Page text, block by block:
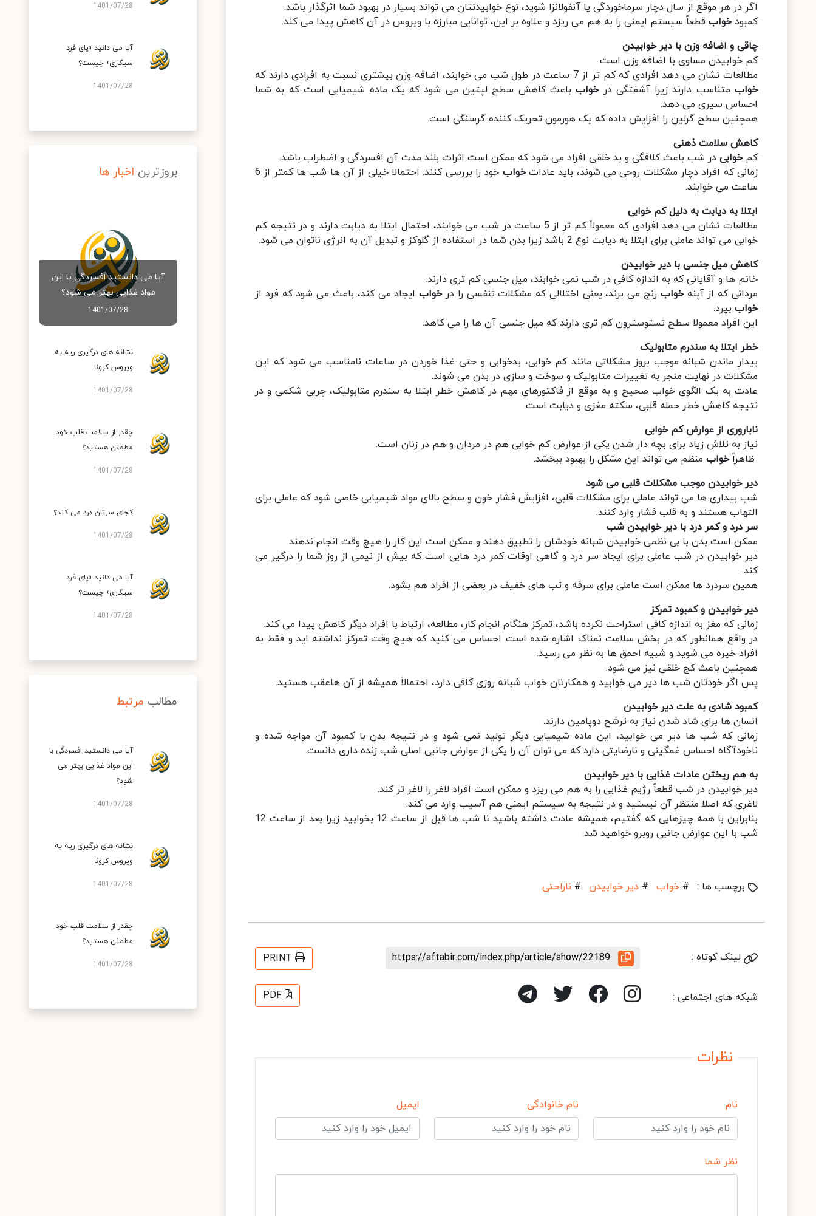
اگر در هر موقع از سال دچار سرماخوردگی یا آنفولانزا شوید، نوع خوابیدنتان می تواند بسیار در بهبود شما اثرگذار باشد.
کمبودخواب قطعاً سیستم ایمنی را به هم می ریزد و علاوه بر این، توانایی مبارزه با ویروس در آن کاهش پیدا می کند.
چاقی و اضافه وزن با دیر خوابیدن
کم خوابیدن مساوی با اضافه وزن است.
مطالعات نشان می دهد افرادی که کم تر از 7 ساعت در طول شب می خوابند، اضافه وزن بیشتری نسبت به افرادی دارند که
خواب متناسب دارند زیرا آشفتگی درخواب باعث کاهش سطح لپتین می شود که یک ماده شیمیایی است که به شما
احساس سیری می دهد.
همچنین سطح گرلین را افزایش داده که یک هورمون تحریک کننده گرسنگی است.
کاهش سلامت ذهنی
کمخوابی در شب باعث کلافگی و بد خلقی افراد می شود که ممکن است اثرات بلند مدت آن افسردگی و اضطراب باشد.
زمانی که افراد دچار مشکلات روحی می شوند، باید عاداتخواب
خود را بررسی کنند. احتمالا خیلی از آن ها شب ها کمتر از 6
ساعت می خوابند.
ابتلا به دیابت به دلیل کم خوابی
مطالعات نشان می دهد افرادی که معمولاً کم تر از 5 ساعت در شب می خوابند، احتمال ابتلا به دیابت دارند و در نتیجه کم
خوابی می تواند عاملی برای ابتلا به دیابت نوع 2 باشد زیرا بدن شما در استفاده از گلوکز و تبدیل آن به انرژی ناتوان می شود.
کاهش میل جنسی با دیر خوابیدن
خانم ها و آقایانی که به اندازه کافی در شب نمی خوابند، میل جنسی کم تری دارند.
مردانی که از آپنهخواب رنج می برند، یعنی اختلالی که مشکلات تنفسی را درخواب ایجاد می کند، باعث می شود که فرد از
خواب بپرد.
این افراد معمولا سطح تستوسترون کم تری دارند که میل جنسی آن ها را می کاهد.
خطر ابتلا به سندرم متابولیک
بیدار ماندن شبانه موجب بروز مشکلاتی مانند کم خوابی، بدخوابی و حتی غذا خوردن در ساعات نامناسب می شود که این
مشکلات در نهایت منجر به تغییرات متابولیک و سوخت و سازی در بدن می شوند.
عادت به یک الگوی خواب صحیح و به موقع از فاکتورهای مهم در کاهش خطر ابتلا به سندرم متابولیک، چربی شکمی و در
نتیجه کاهش خطر حمله قلبی، سکته مغزی و دیابت است.
ناباروری از عوارض کم خوابی
نیاز به تلاش زیاد برای بچه دار شدن یکی از عوارض کم خوابی هم در مردان و هم در زنان است.
ظاهراًخواب منظم می تواند این مشکل را بهبود ببخشد.
دیر خوابیدن موجب مشکلات قلبی می شود
شب بیداری ها می تواند عاملی برای مشکلات قلبی، افزایش فشار خون و سطح بالای مواد شیمیایی خاصی شود که عاملی برای
التهاب هستند و به قلب فشار وارد کنند.
سر درد و کمر درد با دیر خوابیدن شب
ممکن است بدن با بی نظمی خوابیدن شبانه خودشان را تطبیق دهند و ممکن است این کار را هیچ وقت انجام ندهند.
دیر خوابیدن در شب عاملی برای ایجاد سر درد و گاهی اوقات کمر درد هایی است که بیش از نیمی از روز شما را درگیر می
کند.
همین سردرد ها ممکن است عاملی برای سرفه و تب های خفیف در بعضی از افراد هم بشود.
دیر خوابیدن و کمبود تمرکز
زمانی که مغز به اندازه کافی استراحت نکرده باشد، تمرکز هنگام انجام کار، مطالعه، ارتباط با افراد دیگر کاهش پیدا می کند.
در واقع همانطور که در بخش سلامت نمناک اشاره شده است احساس می کنید که هیچ وقت تمرکز نداشته اید و فقط به
افراد خیره می شوید و شبیه احمق ها به نظر می رسید.
همچنین باعث کج خلقی نیز می شود.
پس اگر خودتان شب ها دیر می خوابید و همکارتان خواب شبانه روزی کافی دارد، احتمالاً همیشه از آن هاعقب هستید.
کمبود شادی به علت دیر خوابیدن
انسان ها برای شاد شدن نیاز به ترشح دوپامین دارند.
زمانی که شب ها دیر می خوابید، این ماده شیمیایی دیگر تولید نمی شود و در نتیجه بدن با کمبود آن مواجه شده و
ناخودآگاه احساس غمگینی و نارضایتی دارد که می توان آن را یکی از عوارض جانبی اصلی شب زنده داری دانست.
به هم ریختن عادات غذایی با دیر خوابیدن
دیر خوابیدن در شب قطعاً رژیم غذایی را به هم می ریزد و ممکن است افراد لاغر را لاغر تر کند.
لاغری که اصلا منتظر آن نیستید و در نتیجه به سیستم ایمنی هم آسیب وارد می کند.
بنابراین با همه چیزهایی که گفتیم، همیشه عادت داشته باشید تا شب ها قبل از ساعت 12 بخوابید زیرا بعد از ساعت 12
شب با این عوارض جانبی روبرو خواهید شد.
برچسب ها : # خواب # دیر خوابیدن # ناراحتی
لینک کوتاه : https://aftabir.com/index.php/article/show/22189
PRINT
شبکه های اجتماعی : PDF
نظرات
نام نام خانوادگی ایمیل
نظر شما
1401/07/28
آیا می دانید «پای فرد
سیگاری» چیست؟
1401/07/28
بروزترین اخبار ها
آیا می دانستید افسردگی با این
مواد غذایی بهتر می شود؟
1401/07/28
نشانه های درگیری ریه به
ویروس کرونا
1401/07/28
چقدر از سلامت قلب خود
مطمئن هستید؟
1401/07/28
کجای سرتان درد می کند؟
1401/07/28
آیا می دانید «پای فرد
سیگاری» چیست؟
1401/07/28
مطالب مرتبط
آیا می دانستید افسردگی با
این مواد غذایی بهتر می
شود؟
1401/07/28
نشانه های درگیری ریه به
ویروس کرونا
1401/07/28
چقدر از سلامت قلب خود
مطمئن هستید؟
1401/07/28